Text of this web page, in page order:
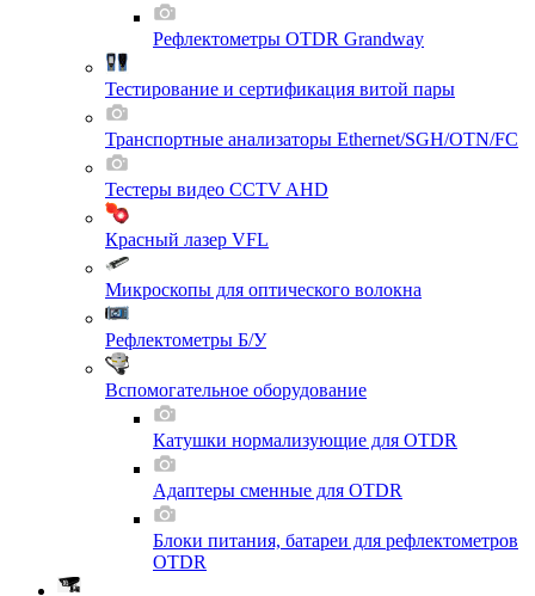
Рефлектометры OTDR Grandway
Тестирование и сертификация витой пары
Транспортные анализаторы Ethernet/SGH/OTN/FC
Тестеры видео CCTV AHD
Красный лазер VFL
Микроскопы для оптического волокна
Рефлектометры Б/У
Вспомогательное оборудование
Катушки нормализующие для OTDR
Адаптеры сменные для OTDR
Блоки питания, батареи для рефлектометров
OTDR